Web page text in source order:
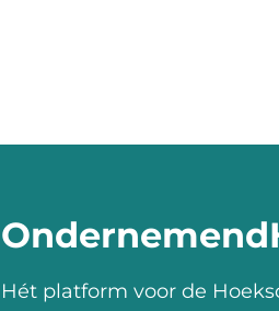
Hét platform voor de